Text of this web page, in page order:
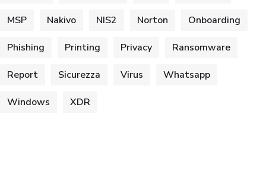
MSP Nakivo NIS2 Norton Onboarding
Phishing Printing Privacy Ransomware
Report Sicurezza Virus Whatsapp
Windows XDR